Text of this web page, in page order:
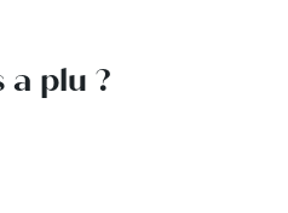
a plu ?